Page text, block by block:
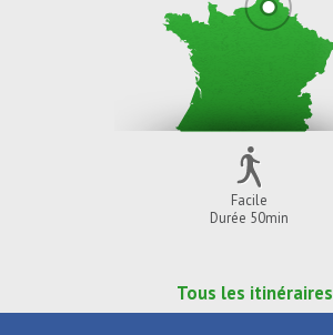
Facile
Durée 50min
Tous les itinéraires